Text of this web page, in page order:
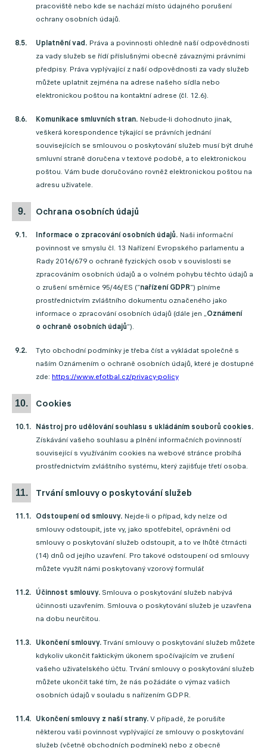
pracoviště nebo kde se nachází místo údajného porušení
ochrany osobních údajů.
Uplatnění vad. Práva a povinnosti ohledně naší odpovědnosti
za vady služeb se řídí příslušnými obecně závaznými právními
předpisy. Práva vyplývající z naší odpovědnosti za vady služeb
můžete uplatnit zejména na adrese našeho sídla nebo
elektronickou poštou na kontaktní adrese (čl. 12.6).
Komunikace smluvních stran. Nebude-li dohodnuto jinak,
veškerá korespondence týkající se právních jednání
souvisejících se smlouvou o poskytování služeb musí být druhé
smluvní straně doručena v textové podobě, a to elektronickou
poštou. Vám bude doručováno rovněž elektronickou poštou na
adresu uživatele.
ochrana osobních údajů
Informace o zpracování osobních údajů. Naši informační
povinnost ve smyslu čl. 13 Nařízení Evropského parlamentu a
Rady 2016/679 o ochraně fyzických osob v souvislosti se
zpracováním osobních údajů a o volném pohybu těchto údajů a
o zrušení směrnice 95/46/ES (“nařízení GDPR“) plníme
prostřednictvím zvláštního dokumentu označeného jako
informace o zpracování osobních údajů (dále jen „Oznámení
o ochraně osobních údajů“).
Tyto obchodní podmínky je třeba číst a vykládat společně s
naším Oznámením o ochraně osobních údajů, které je dostupné
zde: https://www.efotbal.cz/privacy-policy
cookies
Nástroj pro udělování souhlasu s ukládáním souborů cookies.
Získávání vašeho souhlasu a plnění informačních povinností
související s využíváním cookies na webové stránce probíhá
prostřednictvím zvláštního systému, který zajišťuje třetí osoba.
trvání smlouvy o poskytování služeb
Odstoupení od smlouvy. Nejde-li o případ, kdy nelze od
smlouvy odstoupit, jste vy, jako spotřebitel, oprávněni od
smlouvy o poskytování služeb odstoupit, a to ve lhůtě čtrnácti
(14) dnů od jejího uzavření. Pro takové odstoupení od smlouvy
můžete využít námi poskytovaný vzorový formulář.
Účinnost smlouvy. Smlouva o poskytování služeb nabývá
účinnosti uzavřením. Smlouva o poskytování služeb je uzavřena
na dobu neurčitou.
Ukončení smlouvy.Trvání smlouvy o poskytování služeb můžete
kdykoliv ukončit faktickým úkonem spočívajícím ve zrušení
vašeho uživatelského účtu. Trvání smlouvy o poskytování služeb
můžete ukončit také tím, že nás požádáte o výmaz vašich
osobních údajů v souladu s nařízením GDPR.
Ukončení smlouvy z naší strany.V případě, že porušíte
některou vaši povinnost vyplývající ze smlouvy o poskytování
služeb (včetně obchodních podmínek) nebo z obecně